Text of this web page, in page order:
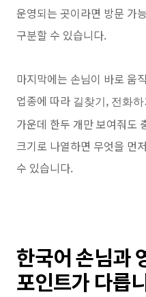
운영되는 곳이라면 방문 가
구분할 수 있습니다.
마지막에는 손님이 바로 움
업종에 따라 길찾기, 전화하
가운데 한두 개만 보여줘도
크기로 나열하면 무엇을 먼
수 있습니다.
한국어 손님과
포인트가 다릅